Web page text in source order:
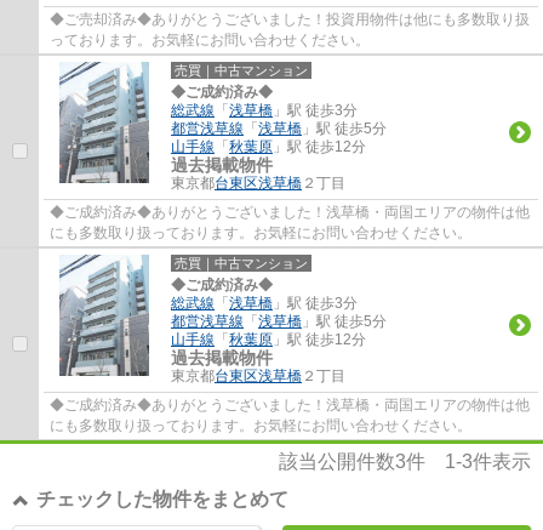
◆ご売却済み◆ありがとうございました！投資用物件は他にも多数取り扱
っております。お気軽にお問い合わせください。
売買｜中古マンション
◆ご成約済み◆
総武線 「浅草橋 」駅 徒歩3分
都営浅草線 「浅草橋 」駅 徒歩5分
山手線 「秋葉原 」駅 徒歩12分
過去掲載物件
東京都台東区浅草橋 ２丁目
◆ご成約済み◆ありがとうございました！浅草橋・両国エリアの物件は他
にも多数取り扱っております。お気軽にお問い合わせください。
売買｜中古マンション
◆ご成約済み◆
総武線 「浅草橋 」駅 徒歩3分
都営浅草線 「浅草橋 」駅 徒歩5分
山手線 「秋葉原 」駅 徒歩12分
過去掲載物件
東京都台東区浅草橋 ２丁目
◆ご成約済み◆ありがとうございました！浅草橋・両国エリアの物件は他
にも多数取り扱っております。お気軽にお問い合わせください。
該当公開件数3件 1-3件表示
チェックした物件をまとめて